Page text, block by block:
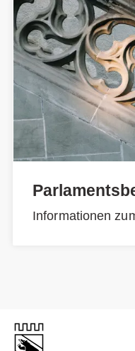
Informationen